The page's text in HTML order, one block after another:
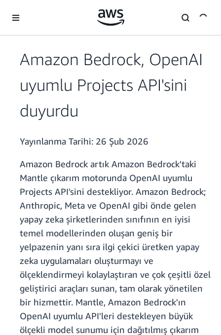
Amazon Bedrock, OpenAI
uyumlu Projects API'sini
duyurdu
Yayınlanma Tarihi: 26 Şub 2026
Amazon Bedrock artık Amazon Bedrock'taki
Mantle çıkarım motorunda OpenAI uyumlu
Projects API'sini destekliyor. Amazon Bedrock;
Anthropic, Meta ve OpenAI gibi önde gelen
yapay zeka şirketlerinden sınıfının en iyisi
temel modellerinden oluşan geniş bir
yelpazenin yanı sıra ilgi çekici üretken yapay
zeka uygulamaları oluşturmayı ve
ölçeklendirmeyi kolaylaştıran ve çok çeşitli özel
geliştirici araçları sunan, tam olarak yönetilen
bir hizmettir. Mantle, Amazon Bedrock'ın
OpenAI uyumlu API'leri destekleyen büyük
ölçekli model sunumu için dağıtılmış çıkarım